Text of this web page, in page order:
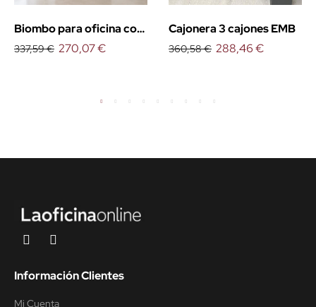
Biombo para oficina con
ruedas
337,59 € 270,07 €
Cajonera 3 cajones EMB
360,58 € 288,46 €
Información Clientes
Mi Cuenta